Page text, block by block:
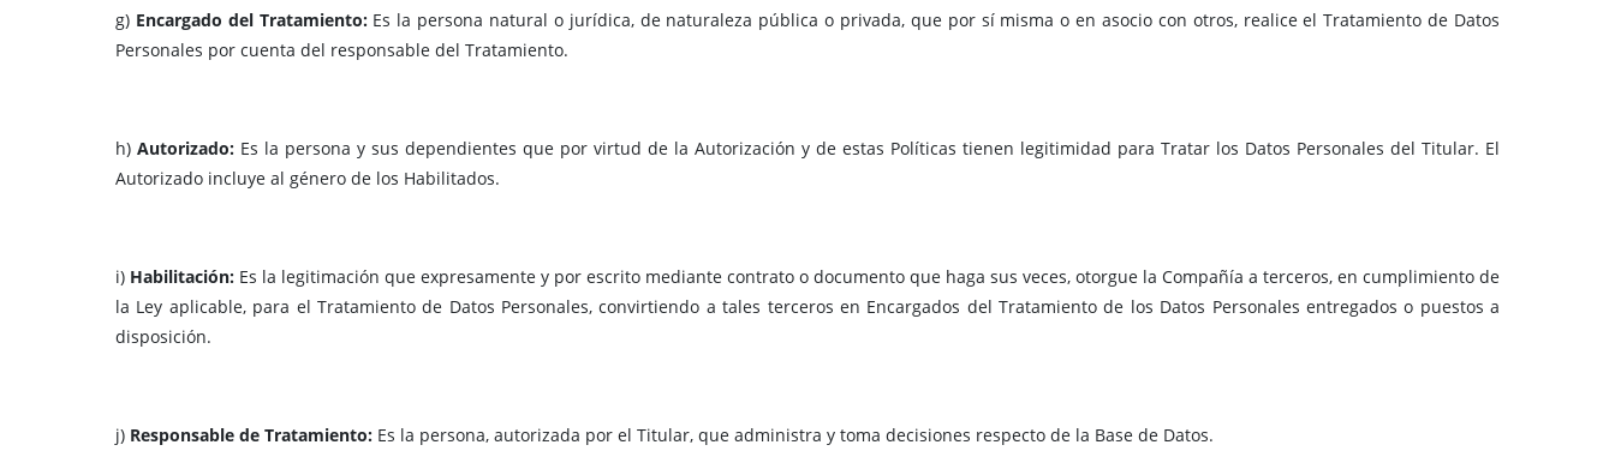
g) Encargado del Tratamiento: Es la persona natural o jurídica, de naturaleza pública o privada, que por sí misma o en asocio con otros, realice el Tratamiento de Datos
Personales por cuenta del responsable del Tratamiento.
h) Autorizado: Es la persona y sus dependientes que por virtud de la Autorización y de estas Políticas tienen legitimidad para Tratar los Datos Personales del Titular. El
Autorizado incluye al género de los Habilitados.
i) Habilitación: Es la legitimación que expresamente y por escrito mediante contrato o documento que haga sus veces, otorgue la Compañía a terceros, en cumplimiento de
la Ley aplicable, para el Tratamiento de Datos Personales, convirtiendo a tales terceros en Encargados del Tratamiento de los Datos Personales entregados o puestos a
disposición.
j) Responsable de Tratamiento: Es la persona, autorizada por el Titular, que administra y toma decisiones respecto de la Base de Datos.